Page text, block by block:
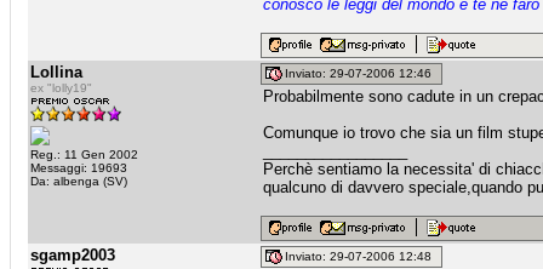
conosco le leggi del mondo e te ne
Lollina
ex "lolly19"
Reg.: 11 Gen 2002
Messaggi: 19693
Da: albenga (SV)
Inviato: 29-07-2006 12:46
Probabilmente sono cadute in un
Comunque io trovo che sia un film
Perchè sentiamo la necessita' di
qualcuno di davvero speciale,quando
sgamp2003
Inviato: 29-07-2006 12:48